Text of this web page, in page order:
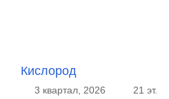
Кислород
3 квартал, 2026 21 эт.